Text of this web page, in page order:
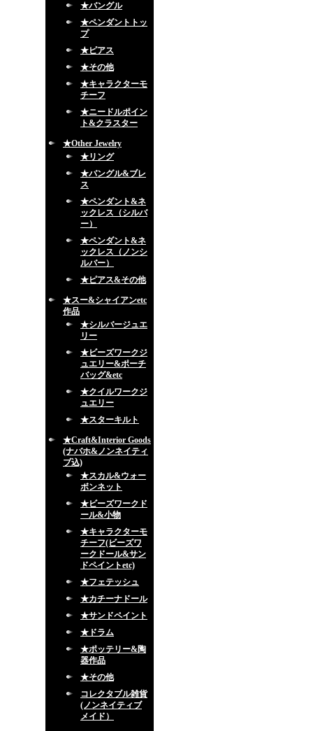
★バングル
★ペンダントトッ
プ
★ピアス
★その他
★キャラクターモ
チーフ
★ニードルポイン
ト&クラスター
★Other Jewelry
★リング
★バングル&ブレ
ス
★ペンダント&ネ
ックレス（シルバ
ー）
★ペンダント&ネ
ックレス（ノンシ
ルバー）
★ピアス&その他
★スー&シャイアンetc
作品
★シルバージュエ
リー
★ビーズワークジ
ュエリー&ポーチ
バッグ&etc
★クイルワークジ
ュエリー
★スターキルト
★Craft&Interior Goods
(ナバホ&ノンネイティ
ブ込)
★スカル&ウォー
ボンネット
★ビーズワークド
ール&小物
★キャラクターモ
チーフ(ビーズワ
ークドール&サン
ドペイントetc)
★フェテッシュ
★カチーナドール
★サンドペイント
★ドラム
★ポッテリー&陶
器作品
★その他
コレクタブル雑貨
(ノンネイティブ
メイド）